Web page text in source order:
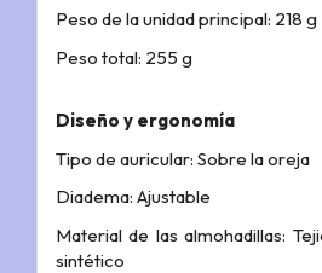
Peso de la unidad principal: 218 g
Peso total: 255 g
Diseño y ergonomía
Tipo de auricular: Sobre la oreja
Diadema: Ajustable
Material de las almohadillas:
sintético